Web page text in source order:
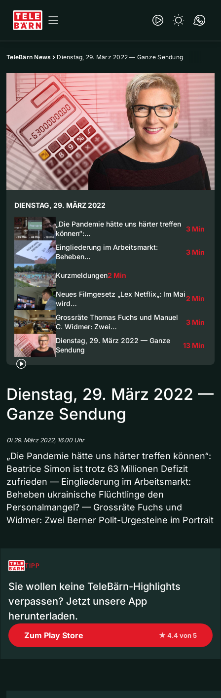
TeleBärn News Dienstag, 29. März 2022 — Ganze Sendung
DIENSTAG, 29. MÄRZ 2022
„Die Pandemie hätte uns härter treffen
können“:…
3 Min
Eingliederung im Arbeitsmarkt:
Beheben…
3 Min
Kurzmeldungen2 Min
Neues Filmgesetz „Lex Netflix„: Im Mai
wird…
2 Min
Grossräte Thomas Fuchs und Manuel
C. Widmer: Zwei…
3 Min
Dienstag, 29. März 2022 — Ganze
Sendung
13 Min
Dienstag, 29. März 2022 —
Ganze Sendung
Di 29. März 2022, 16.00 Uhr
„Die Pandemie hätte uns härter treffen können“:
Beatrice Simon ist trotz 63 Millionen Defizit
zufrieden — Eingliederung im Arbeitsmarkt:
Beheben ukrainische Flüchtlinge den
Personalmangel? — Grossräte Fuchs und
Widmer: Zwei Berner Polit-Urgesteine im Portrait
TIPP
Sie wollen keine TeleBärn-Highlights
verpassen? Jetzt unsere App
herunterladen.
Zum Play Store ★ 4.4 von 5